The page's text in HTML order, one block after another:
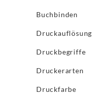
Buchbinden
Druckauflösung
Druckbegriffe
Druckerarten
Druckfarbe